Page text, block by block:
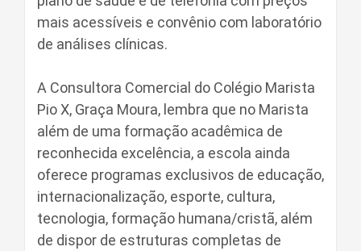
mais acessíveis e convênio com laboratório
de análises clínicas.
A Consultora Comercial do Colégio Marista
Pio X, Graça Moura, lembra que no Marista
além de uma formação acadêmica de
reconhecida excelência, a escola ainda
oferece programas exclusivos de educação,
internacionalização, esporte, cultura,
tecnologia, formação humana/cristã, além
de dispor de estruturas completas de